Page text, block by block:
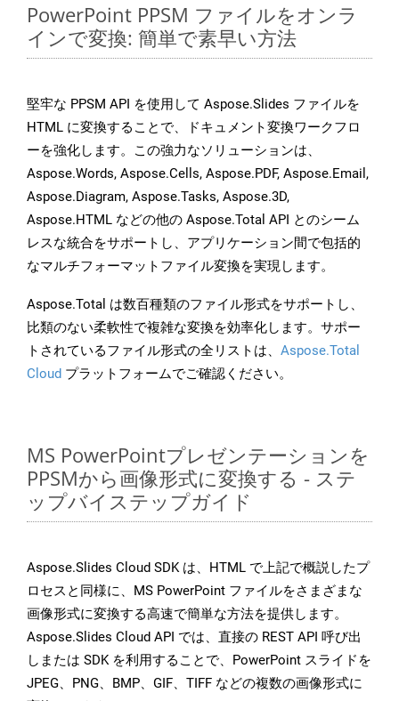
PowerPoint PPSM ファイルをオンラ
インで変換: 簡単で素早い方法
堅牢な PPSM API を使用して Aspose.Slides ファイルを
HTML に変換することで、ドキュメント変換ワークフロ
ーを強化します。この強力なソリューションは、
Aspose.Words, Aspose.Cells, Aspose.PDF, Aspose.Email,
Aspose.Diagram, Aspose.Tasks, Aspose.3D,
Aspose.HTML などの他の Aspose.Total API とのシーム
レスな統合をサポートし、アプリケーション間で包括的
なマルチフォーマットファイル変換を実現します。
Aspose.Total は数百種類のファイル形式をサポートし、
比類のない柔軟性で複雑な変換を効率化します。サポー
トされているファイル形式の全リストは、 Aspose.Total
Cloud プラットフォームでご確認ください。
MS PowerPointプレゼンテーションを
PPSMから画像形式に変換する - ステ
ップバイステップガイド
Aspose.Slides Cloud SDK は、HTML で上記で概説したプ
ロセスと同様に、MS PowerPoint ファイルをさまざまな
画像形式に変換する高速で簡単な方法を提供します。
Aspose.Slides Cloud API では、直接の REST API 呼び出
しまたは SDK を利用することで、PowerPoint スライドを
JPEG、PNG、BMP、GIF、TIFF などの複数の画像形式に